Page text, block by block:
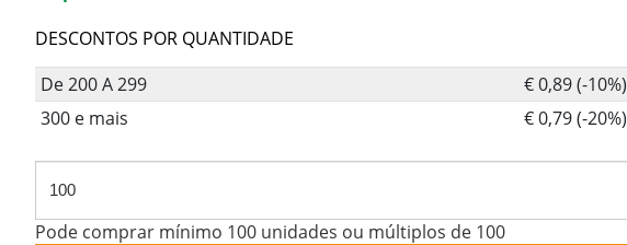
DESCONTOS POR QUANTIDADE
De 200 A 299
€ 0,89 (-10%)
300 e mais
€ 0,79 (-20%)
Pode comprar mínimo 100 unidades ou múltiplos de 100